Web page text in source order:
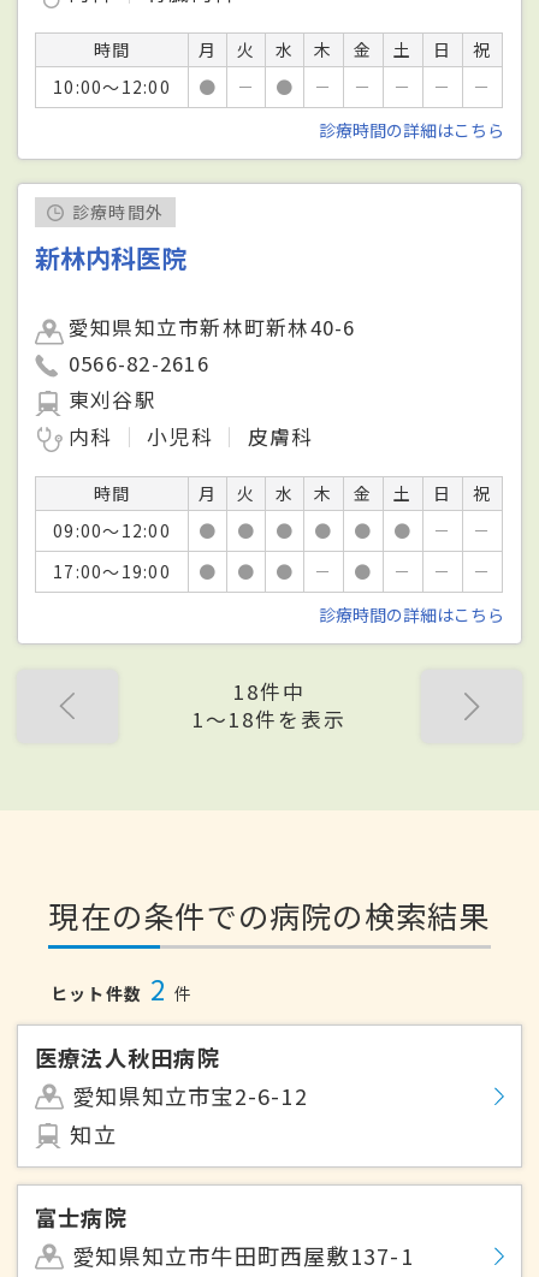
時間 月 火 水 木 金 土 日
祝
10:00～12:00
● － ● － － － －
－
診療時間の詳細はこちら
診療時間外
新林内科医院
愛知県知立市新林町新林40-6
0566-82-2616
東刈谷駅
内科
小児科 皮膚科
時間 月 火 水 木 金 土 日
祝
09:00～12:00
● ● ● ● ● ● －
－
17:00～19:00
● ● ● － ● － －
－
診療時間の詳細はこちら
18件中
1〜18件を表示
現在の条件での病院の検索結果
ヒット件数 2 件
医療法人秋田病院
愛知県知立市宝2-6-12
知立
富士病院
愛知県知立市牛田町西屋敷137-1